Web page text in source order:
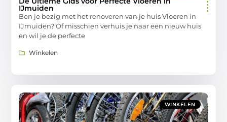
IJmuiden
Ben je bezig met het renoveren van je huis Vloeren in
IJmuiden? Of misschien verhuis je naar een nieuw huis
en wil je de perfecte
Winkelen
WINKELEN